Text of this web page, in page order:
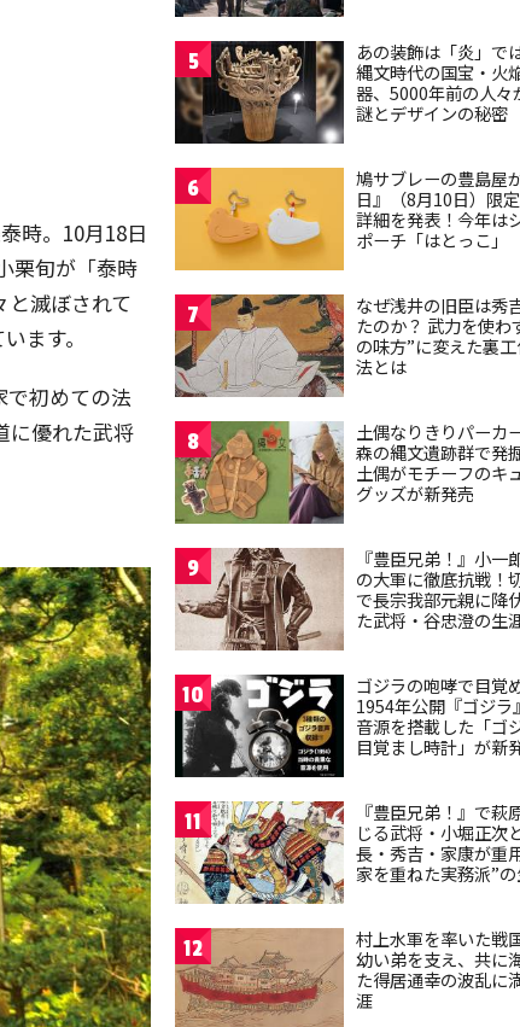
時。10月18日
栗旬が「泰時
と滅ぼされて
ます。
で初めての法
に優れた武将
5
あの装飾は「炎」で
縄文時代の国宝・火
器、5000年前の人々
謎とデザインの秘密
6
鳩サブレーの豊島屋
日』（8月10日）限
詳細を発表！今年は
ポーチ「はとっこ」
7
なぜ浅井の旧臣は秀
たのか？ 武力を使わ
の味方”に変えた裏
法とは
8
土偶なりきりパーカ
森の縄文遺跡群で発
土偶がモチーフのキ
グッズが新発売
9
『豊臣兄弟！』小一
の大軍に徹底抗戦！
で長宗我部元親に降
た武将・谷忠澄の生
10
ゴジラの咆哮で目覚
1954年公開『ゴジラ
音源を搭載した「ゴ
目覚まし時計」が新
11
『豊臣兄弟！』で萩
じる武将・小堀正次
長・秀吉・家康が重
家を重ねた実務派”
12
村上水軍を率いた戦
幼い弟を支え、共に
た得居通幸の波乱に
涯